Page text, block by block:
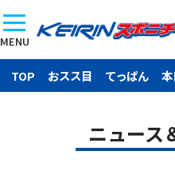
MENU
TOP おスス目 てっぱん
ニュース